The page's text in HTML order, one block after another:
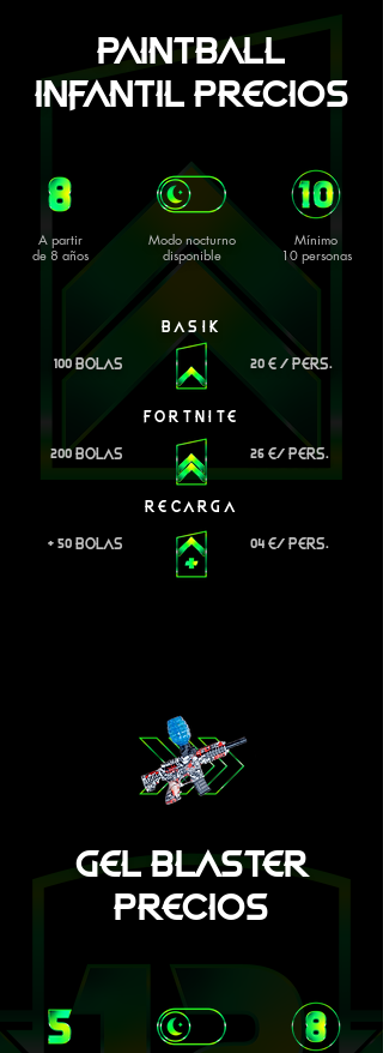
PAINTBALL
INFANTIL PRECIOS
A partir
de 8 años
Modo nocturno
disponible
Mínimo
10 personas
100 BOLAS
200 BOLAS
+ 50 BOLAS
BASIK
FORTNITE
RECARGA
20 E / PERS.
26 E/ PERS.
04 E/ PERS.
GEL BLASTER
PRECIOS